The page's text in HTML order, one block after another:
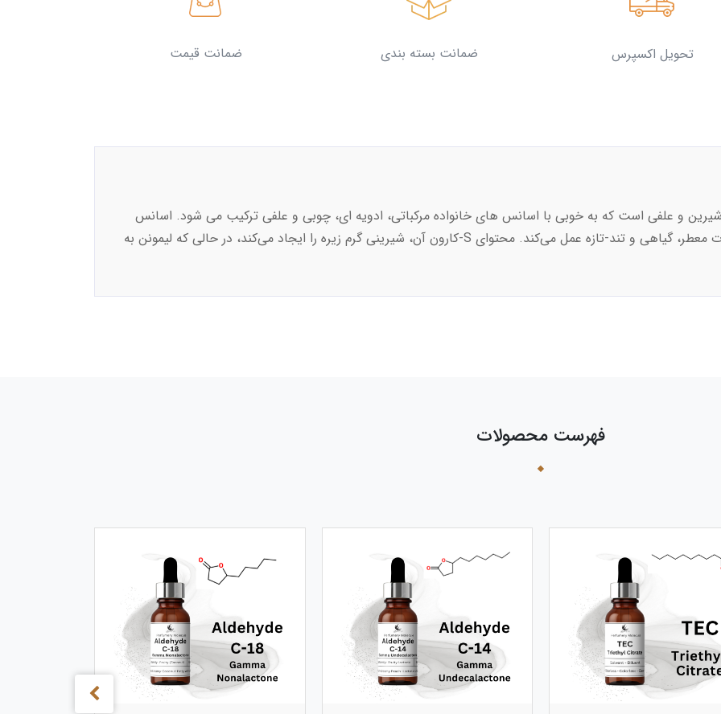
تحویل اکسپرس ضمانت بسته بندی ضمانت قیمت
و علفی است که به خوبی با اسانس های خانواده مرکباتی، ادویه ای، چوبی و علفی ترکیب می شود. اسانس
شوید به عنوان یک اصلاح کننده اصلی در ترکیبات معطر، گیاهی و تند-تازه عمل می‌کند. محتوای S-کارون آن، شیرینی گرم زیره را ایجاد می‌کند، در حالی که لیمونن به
فهرست محصولات